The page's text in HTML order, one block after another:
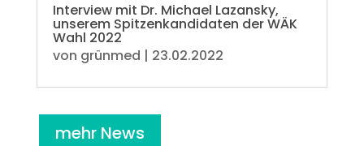
Interview mit Dr. Michael Lazansky,
unserem Spitzenkandidaten der WÄK
Wahl 2022
von grünmed | 23.02.2022
mehr News